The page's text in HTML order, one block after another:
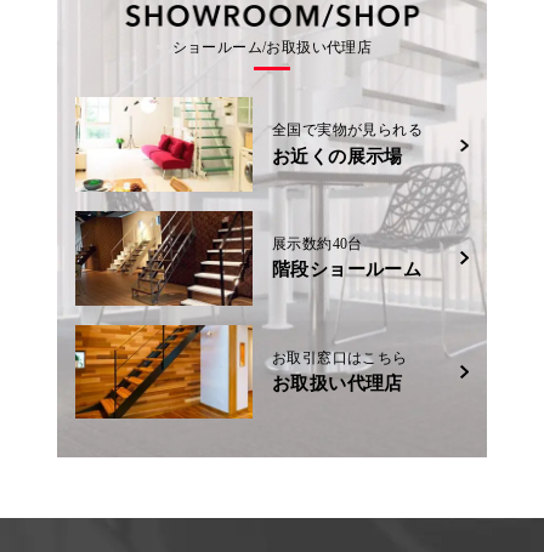
ショールーム/お取扱い代理店
全国で実物が見られる
お近くの展示場
展示数約40台
階段ショールーム
お取引窓口はこちら
お取扱い代理店